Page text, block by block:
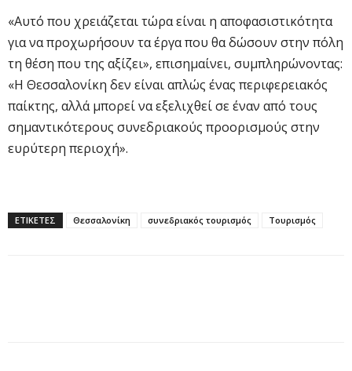
«Αυτό που χρειάζεται τώρα είναι η αποφασιστικότητα
για να προχωρήσουν τα έργα που θα δώσουν στην πόλη
τη θέση που της αξίζει», επισημαίνει, συμπληρώνοντας:
«Η Θεσσαλονίκη δεν είναι απλώς ένας περιφερειακός
παίκτης, αλλά μπορεί να εξελιχθεί σε έναν από τους
σημαντικότερους συνεδριακούς προορισμούς στην
ευρύτερη περιοχή».
ΕΤΙΚΕΤΕΣ Θεσσαλονίκη συνεδριακός τουρισμός Τουρισμός